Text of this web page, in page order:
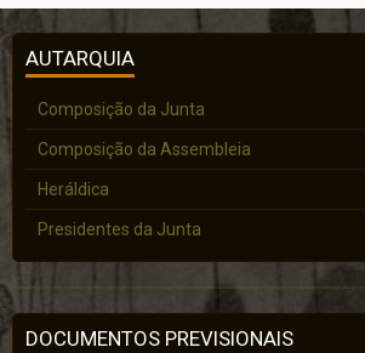
AUTARQUIA
Composição da Junta
Composição da Assembleia
Heráldica
Presidentes da Junta
DOCUMENTOS PREVISIONAIS